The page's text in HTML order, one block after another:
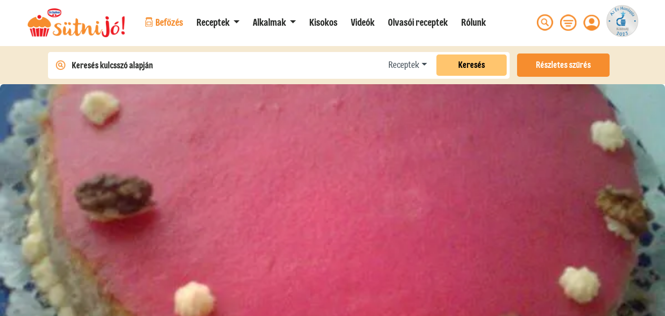
Befőzés Receptek Alkalmak Kisokos Videók Olvasói receptek Rólunk
Receptek Keresés Részletes szűrés